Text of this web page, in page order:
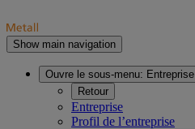
Show main navigation
Ouvre le sous-menu: Entreprise
Retour
Entreprise
Profil de l’entreprise